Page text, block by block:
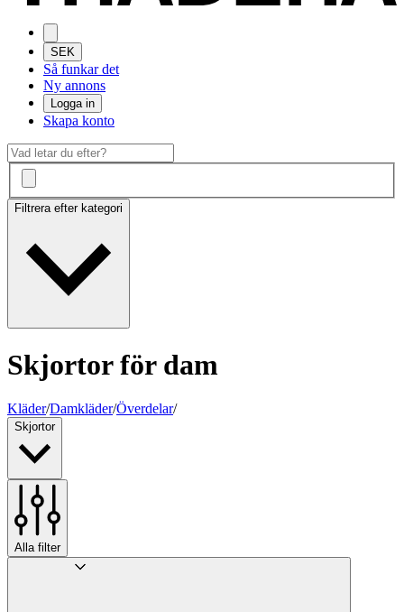
SEK
Så funkar det
Ny annons
Logga in
Skapa konto
Filtrera efter kategori
Skjortor för dam
Kläder/Damkläder/Överdelar/
Skjortor
Alla filter